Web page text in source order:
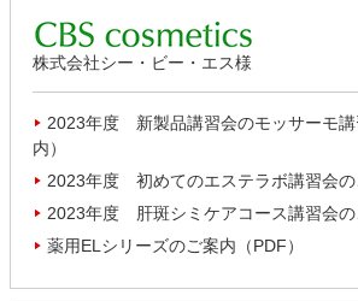
株式会社シー・ビー・エス様
2023年度 新製品講習会のモッサーモ講
内）
2023年度 初めてのエステラボ講習会の
2023年度 肝斑シミケアコース講習会の
薬用ELシリーズのご案内（PDF）